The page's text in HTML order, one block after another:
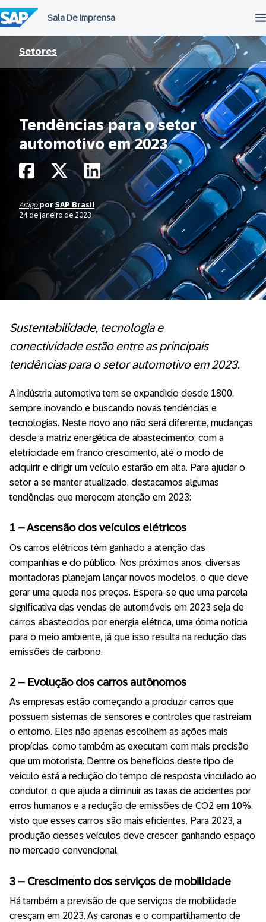
para
o
conteúdo
Setores
Tendências para o setor
automotivo em 2023
Artigo por SAP Brasil
24 de janeiro de 2023
Sustentabilidade, tecnologia e
conectividadeestão entre as principais
tendências para o setor automotivoem 2023.
A indústria automotiva tem se expandido desde 1800,
sempre inovando e buscando novas tendências e
tecnologias. Neste novo ano não será diferente, mudanças
desde a matriz energética de abastecimento, com a
eletricidade em franco crescimento, até o modo de
adquirir e dirigir um veículo estarão em alta. Para ajudar o
setor a se manter atualizado, destacamos algumas
tendências que merecem atenção em 2023:
1 – Ascensão dos veículos elétricos
Os carros elétricos têm ganhado a atenção das
companhias e do público. Nos próximos anos, diversas
montadoras planejam lançar novos modelos, o que deve
gerar uma queda nos preços. Espera-se que uma parcela
significativa das vendas de automóveis em 2023 seja de
carros abastecidos por energia elétrica, uma ótima notícia
para o meio ambiente, já que isso resulta na redução das
emissões de carbono.
2 – Evolução dos carros autônomos
As empresas estão começando a produzir carros que
possuem sistemas de sensores e controles que rastreiam
o entorno. Eles não apenas escolhem as ações mais
propícias, como também as executam com mais precisão
que um motorista. Dentre os benefícios deste tipo de
veículo está a redução do tempo de resposta vinculado ao
condutor, o que ajuda a diminuir as taxas de acidentes por
erros humanos e a redução de emissões de CO2 em 10%,
visto que esses carros são mais eficientes. Para 2023, a
produção desses veículos deve crescer, ganhando espaço
no mercado convencional.
3 – Crescimento dos serviços de mobilidade
Há também a previsão de que serviços de mobilidade
cresçam em 2023. As caronas e o compartilhamento de